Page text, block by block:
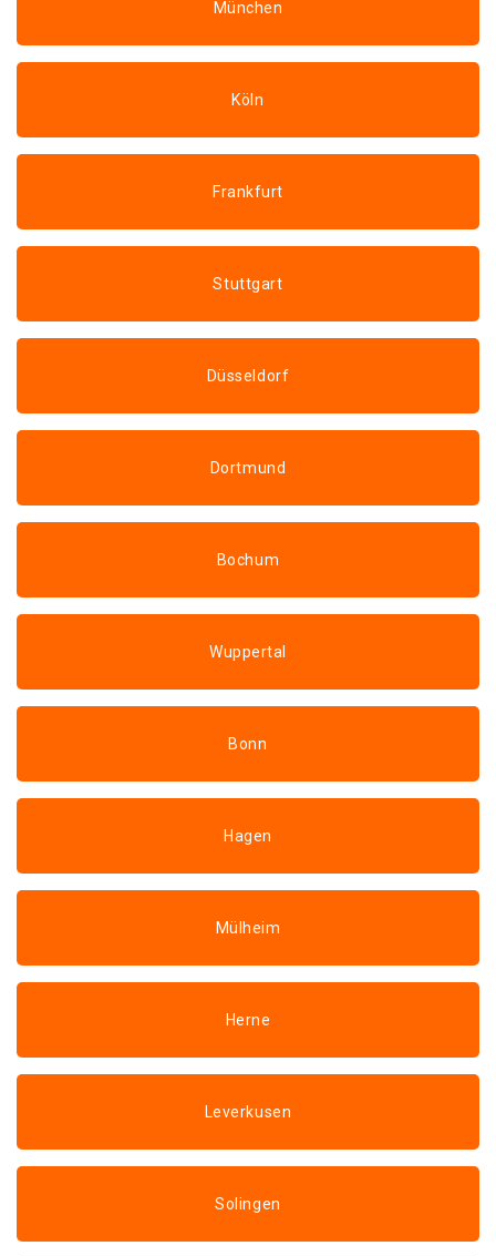
München
Köln
Frankfurt
Stuttgart
Düsseldorf
Dortmund
Bochum
Wuppertal
Bonn
Hagen
Mülheim
Herne
Leverkusen
Solingen